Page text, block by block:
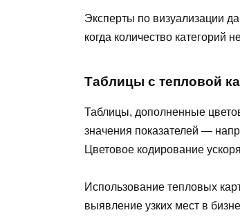
Эксперты по визуализации
когда количество категорий
Таблицы с тепловой
Таблицы, дополненные
значения показателей —
Цветовое кодирование
Использование тепловых
выявление узких мест в